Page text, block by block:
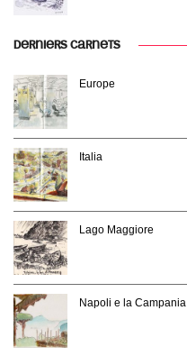
DERNIERS CARNETS
Europe
Italia
Lago Maggiore
Napoli e la Campania